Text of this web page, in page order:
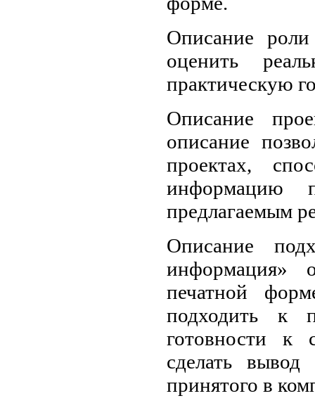
Описание роли
оценить
практическую
Описание
описание
проектах,
информацию
предлагаемым
Описание
информация»
печатной
подходить к
готовности к
сделать
принятого в